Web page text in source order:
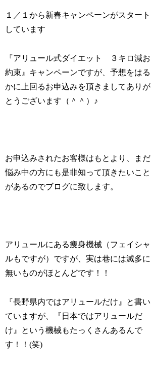
１／１から新春キャンペーンがスタート
しています
『アリュール式ダイエット ３キロ減お
約束』キャンペーンですが、予想をはる
かに上回るお申込みを頂きましてありが
とうございます（＾＾）♪
お申込みされたお客様はもとより、まだ
悩み中の方にも是非知って頂きたいこと
があるのでブログに致します。
アリュールにある痩身機械（フェイシャ
ルもですが）ですが、実は巷には滅多に
無いものがほとんどです！！
『長野県内ではアリュールだけ』と書い
ていますが、『日本ではアリュールだ
け』という機械もたっくさんあるんで
す！！(笑)